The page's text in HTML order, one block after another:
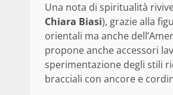
Una nota di spiritualità
Chiara Biasi), grazie alla
orientali ma anche
propone anche accessori
sperimentazione degli stili
bracciali con ancore e